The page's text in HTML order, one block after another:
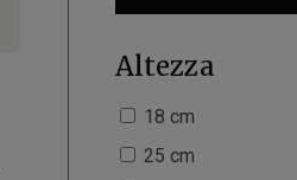
Altezza
18 cm
25 cm